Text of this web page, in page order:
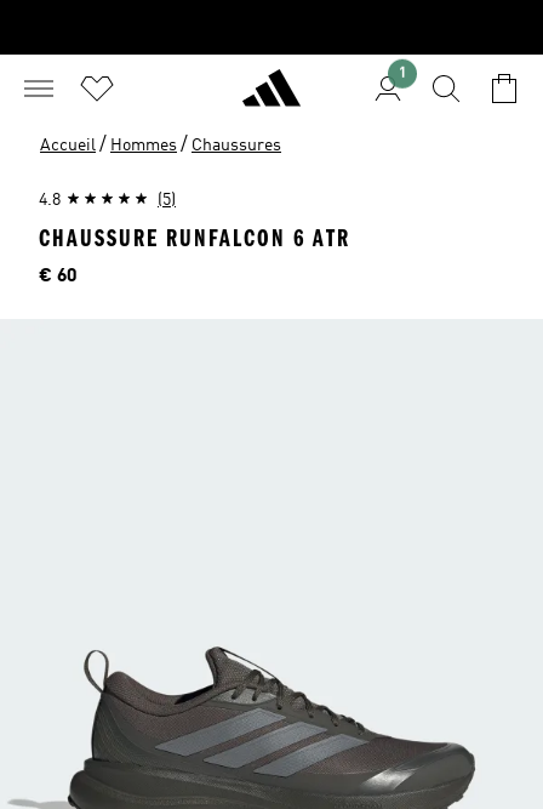
1
Accueil / Hommes / Chaussures
4.8 (5)
CHAUSSURE RUNFALCON 6 ATR
Price
€ 60